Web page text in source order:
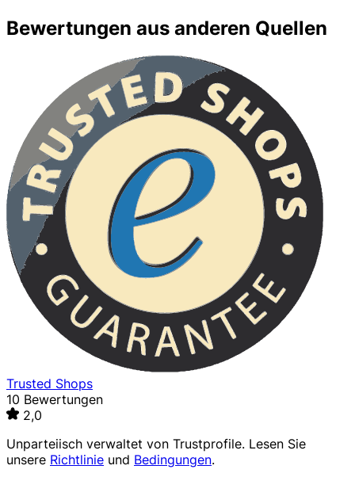
Bewertungen aus anderen Quellen
Trusted Shops
10 Bewertungen
2,0
Unparteiisch verwaltet von Trustprofile. Lesen Sie
unsere Richtlinie und Bedingungen.